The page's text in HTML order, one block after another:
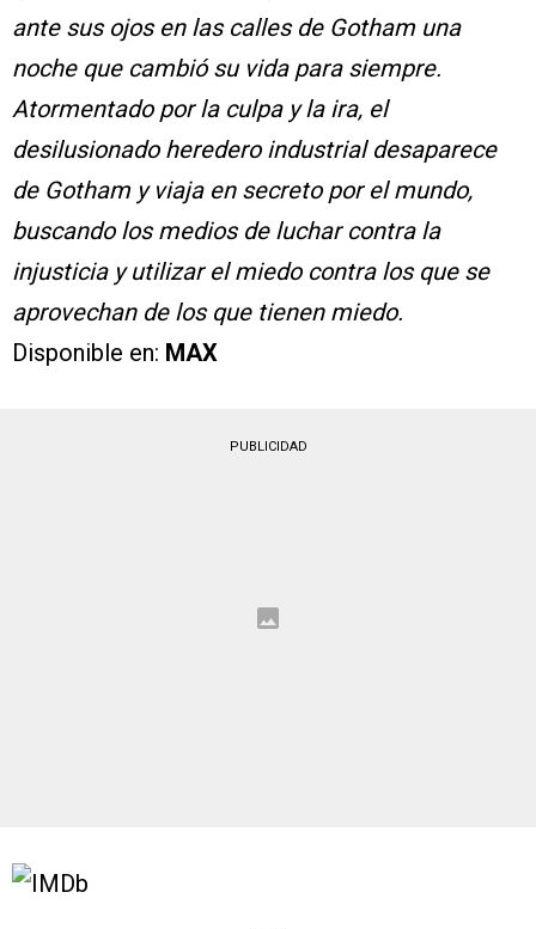
ante sus ojos en las calles de Gotham una
noche que cambió su vida para siempre.
Atormentado por la culpa y la ira, el
desilusionado heredero industrial desaparece
de Gotham y viaja en secreto por el mundo,
buscando los medios de luchar contra la
injusticia y utilizar el miedo contra los que se
aprovechan de los que tienen miedo.
Disponible en: MAX
PUBLICIDAD